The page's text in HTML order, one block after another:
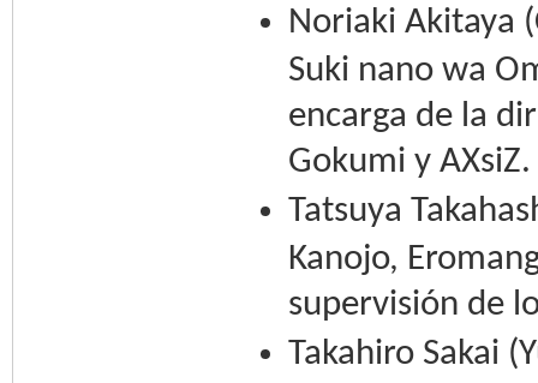
Noriaki Akitaya
Suki nano wa
encarga de la
Gokumi y AXsiZ.
Tatsuya
Kanojo,
supervisión de
Takahiro Sakai